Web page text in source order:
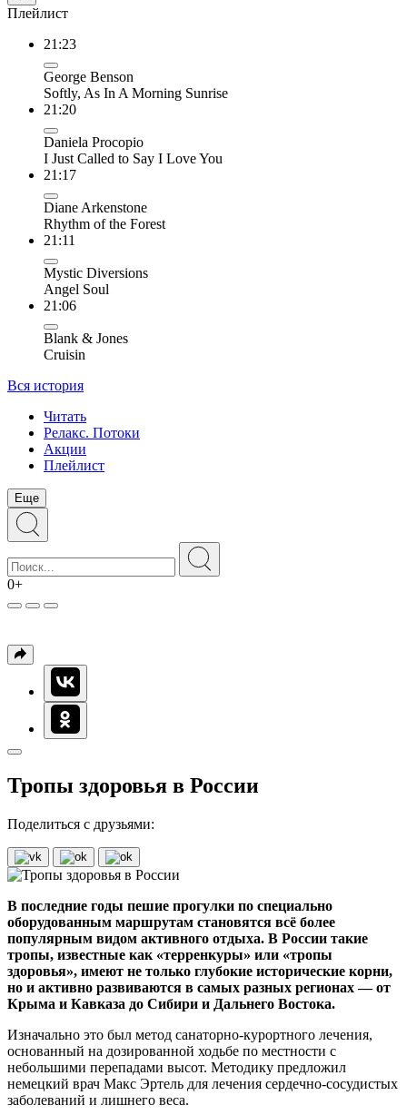
Плейлист
21:23
George Benson
Softly, As In A Morning Sunrise
21:20
Daniela Procopio
I Just Called to Say I Love You
21:17
Diane Arkenstone
Rhythm of the Forest
21:11
Mystic Diversions
Angel Soul
21:06
Blank & Jones
Cruisin
Вся история
Читать
Релакс. Потоки
Акции
Плейлист
Еще
0+
Тропы здоровья в России
Поделиться с друзьями:
В последние годы пешие прогулки по специально
оборудованным маршрутам становятся всё более
популярным видом активного отдыха. В России такие
тропы, известные как «терренкуры» или «тропы
здоровья», имеют не только глубокие исторические корни,
но и активно развиваются в самых разных регионах — от
Крыма и Кавказа до Сибири и Дальнего Востока.
Изначально это был метод санаторно-курортного лечения,
основанный на дозированной ходьбе по местности с
небольшими перепадами высот. Методику предложил
немецкий врач Макс Эртель для лечения сердечно-сосудистых
заболеваний и лишнего веса.